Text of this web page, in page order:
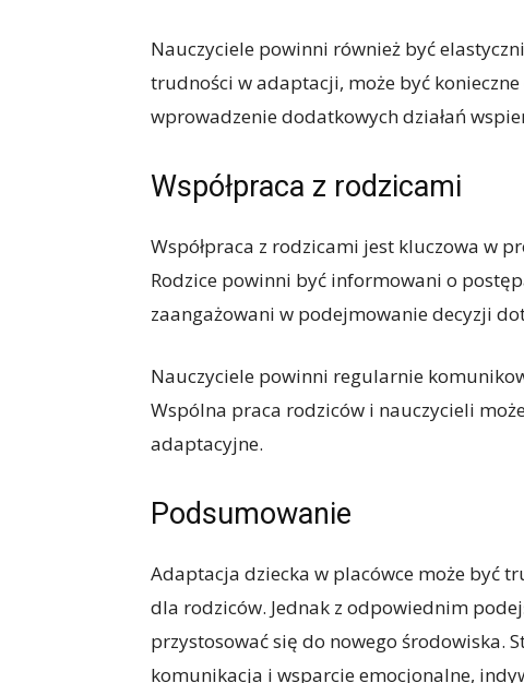
Nauczyciele powinni również być
trudności w adaptacji, może być
wprowadzenie dodatkowych działań
Współpraca z rodzicami
Współpraca z rodzicami jest kluczowa w
Rodzice powinni być informowani o
zaangażowani w podejmowanie decyzji
Nauczyciele powinni regularnie
Wspólna praca rodziców i nauczycieli
adaptacyjne.
Podsumowanie
Adaptacja dziecka w placówce może być
dla rodziców. Jednak z odpowiednim
przystosować się do nowego środowiska.
komunikacja i wsparcie emocjonalne,